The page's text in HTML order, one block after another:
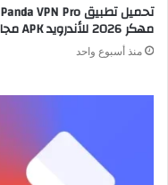
تحميل تطبيق Panda VPN Pro
مهكر 2026 للأندرويد APK مجاناً
منذ أسبوع واحد